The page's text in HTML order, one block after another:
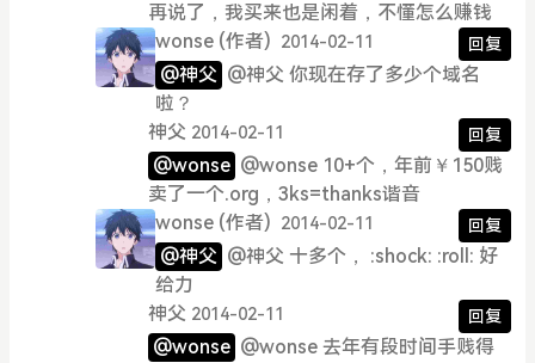
再说了，我买来也是闲着，不懂怎么赚钱
wonse (作者) 2014-02-11 回复
@神父 @神父 你现在存了多少个域名
啦？
神父 2014-02-11 回复
@wonse @wonse 10+个，年前￥150贱
卖了一个.org，3ks=thanks谐音
wonse (作者) 2014-02-11 回复
@神父 @神父 十多个， :shock: :roll: 好
给力
神父 2014-02-11 回复
@wonse @wonse 去年有段时间手贱得